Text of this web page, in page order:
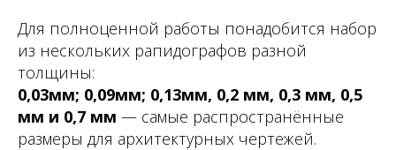
Для полноценной работы понадобится набор
из нескольких рапидографов разной
толщины:
0,03мм; 0,09мм; 0,13мм, 0,2 мм, 0,3 мм, 0,5
мм и 0,7 мм — самые распространённые
размеры для архитектурных чертежей.